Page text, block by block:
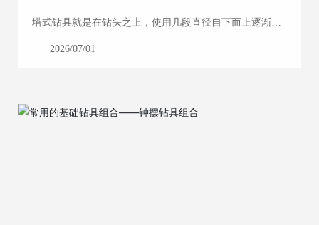
塔式钻具就是在钻头之上，使用几段直径自下而上逐渐减
钻具的特点就是底部钻铤重量大，刚度大，整个钻铤柱的
2026/07/01